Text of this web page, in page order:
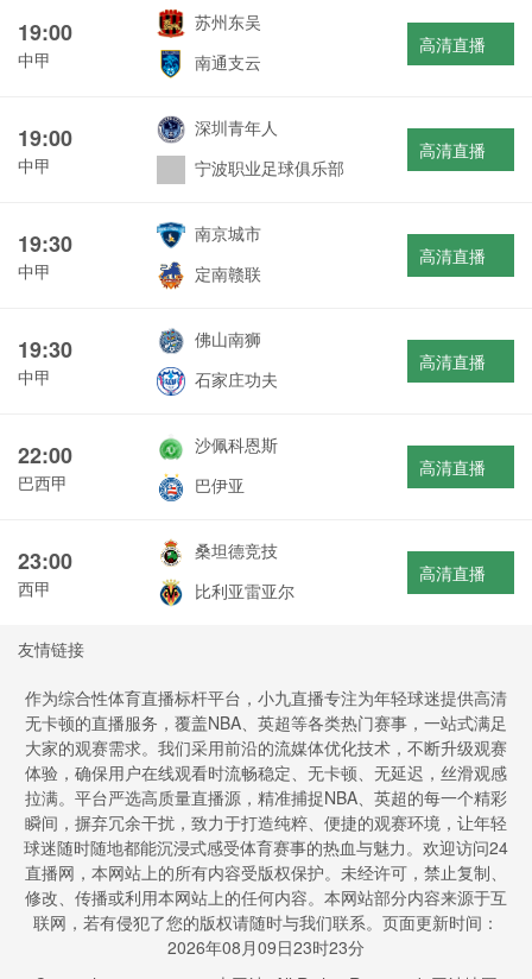
19:00
中甲
苏州东吴
南通支云
高清直播
19:00
中甲
深圳青年人
宁波职业足球俱乐部
高清直播
19:30
中甲
南京城市
定南赣联
高清直播
19:30
中甲
佛山南狮
石家庄功夫
高清直播
22:00
巴西甲
沙佩科恩斯
巴伊亚
高清直播
23:00
西甲
桑坦德竞技
比利亚雷亚尔
高清直播
友情链接
作为综合性体育直播标杆平台，小九直播专注为年轻球迷提供高清
无卡顿的直播服务，覆盖NBA、英超等各类热门赛事，一站式满足
大家的观赛需求。我们采用前沿的流媒体优化技术，不断升级观赛
体验，确保用户在线观看时流畅稳定、无卡顿、无延迟，丝滑观感
拉满。平台严选高质量直播源，精准捕捉NBA、英超的每一个精彩
瞬间，摒弃冗余干扰，致力于打造纯粹、便捷的观赛环境，让年轻
球迷随时随地都能沉浸式感受体育赛事的热血与魅力。欢迎访问24
直播网，本网站上的所有内容受版权保护。未经许可，禁止复制、
修改、传播或利用本网站上的任何内容。本网站部分内容来源于互
联网，若有侵犯了您的版权请随时与我们联系。页面更新时间：
2026年08月09日23时23分